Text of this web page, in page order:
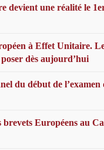
devient une réalité le
à Effet Unitaire.
poser dès aujourd’hui
du début de l’examen
brevets Européens au